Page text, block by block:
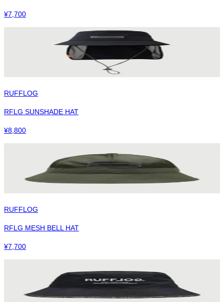
¥7,700
RUFFLOG
RFLG SUNSHADE HAT
¥8,800
RUFFLOG
RFLG MESH BELL HAT
¥7,700